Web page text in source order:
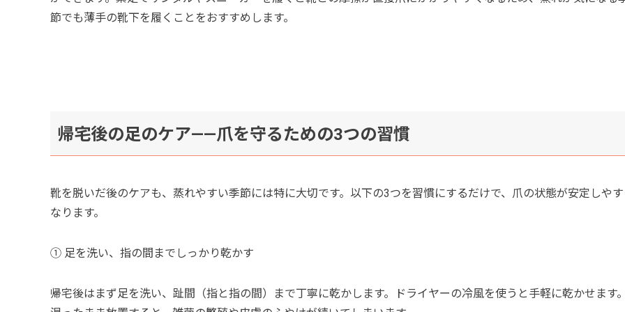
節でも薄手の靴下を履くことをおすすめします。
帰宅後の足のケア——爪を守るための3つの習慣
靴を脱いだ後のケアも、蒸れやすい季節には特に大切です。以下の3つを習慣にするだけで、爪の状態が安定しや
なります。
① 足を洗い、指の間までしっかり乾かす
帰宅後はまず足を洗い、趾間（指と指の間）まで丁寧に乾かします。ドライヤーの冷風を使うと手軽に乾かせます